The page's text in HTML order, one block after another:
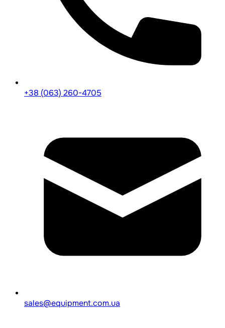
+38 (063) 260-4705
sales@equipment.com.ua